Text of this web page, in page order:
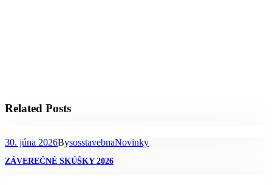
Related Posts
30. júna 2026BysosstavebnaNovinky
ZÁVEREČNÉ SKÚŠKY 2026